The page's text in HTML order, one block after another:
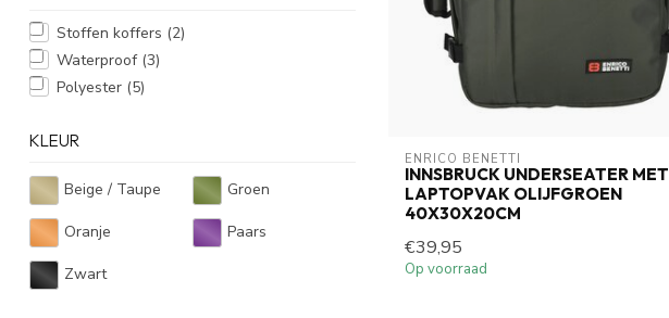
Stoffen koffers (2)
Waterproof (3)
Polyester (5)
KLEUR
Beige / Taupe Groen
Oranje Paars
Zwart
ENRICO BENETTI
INNSBRUCK UNDERSEATER MET
LAPTOPVAK OLIJFGROEN
40X30X20CM
€39,95
Op voorraad